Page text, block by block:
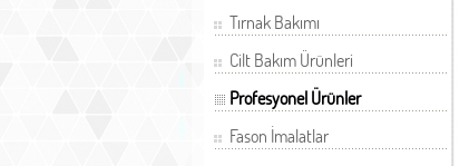
Tırnak Bakımı
Cilt Bakım Ürünleri
Profesyonel Ürünler
Fason İmalatlar